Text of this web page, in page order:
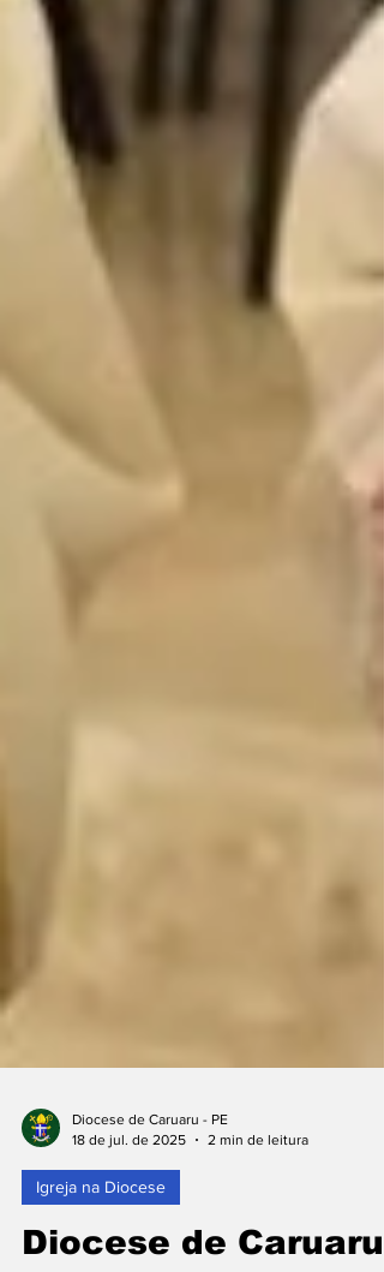
18 de jul. de 2025
Igreja na Diocese